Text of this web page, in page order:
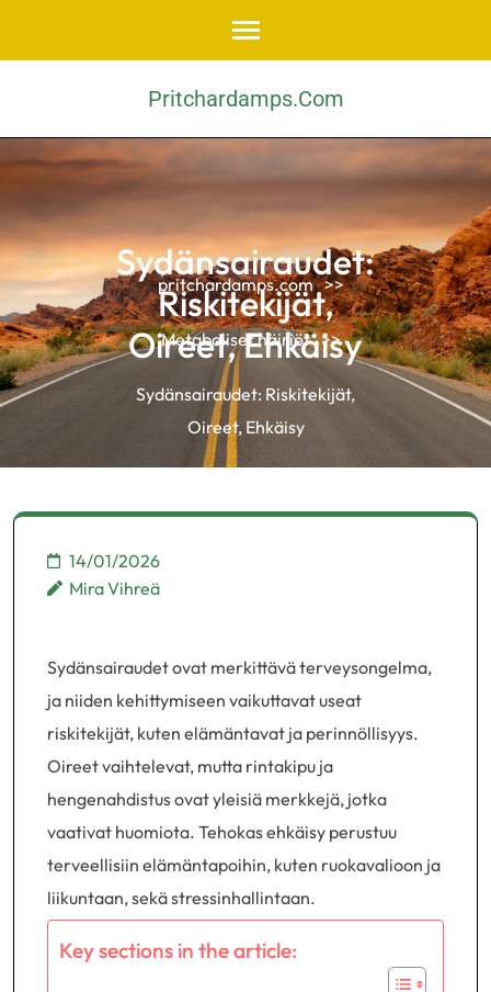
Pritchardamps.com
Sydänsairaudet:
Riskitekijät,
Oireet, Ehkäisy
pritchardamps.com >>
Metaboliset häiriöt >>
Sydänsairaudet: Riskitekijät,
Oireet, Ehkäisy
14/01/2026
Mira Vihreä
Sydänsairaudet ovat merkittävä terveysongelma,
ja niiden kehittymiseen vaikuttavat useat
riskitekijät, kuten elämäntavat ja perinnöllisyys.
Oireet vaihtelevat, mutta rintakipu ja
hengenahdistus ovat yleisiä merkkejä, jotka
vaativat huomiota. Tehokas ehkäisy perustuu
terveellisiin elämäntapoihin, kuten ruokavalioon ja
liikuntaan, sekä stressinhallintaan.
Key sections in the article: